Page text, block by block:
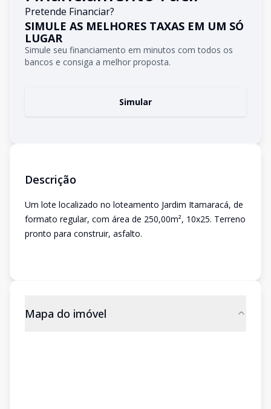
Pretende Financiar?
SIMULE AS MELHORES TAXAS EM UM SÓ
LUGAR
Simule seu financiamento em minutos com todos os
bancos e consiga a melhor proposta.
Simular
Descrição
Um lote localizado no loteamento Jardim Itamaracá, de
formato regular, com área de 250,00m², 10x25. Terreno
pronto para construir, asfalto.
Mapa do imóvel